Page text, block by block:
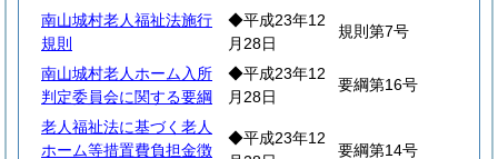
南山城村老人福祉法施行
規則
◆平成23年12
月28日
規則第7号
南山城村老人ホーム入所
判定委員会に関する要綱
◆平成23年12
月28日
要綱第16号
老人福祉法に基づく老人
ホーム等措置費負担金徴
◆平成23年12
要綱第14号